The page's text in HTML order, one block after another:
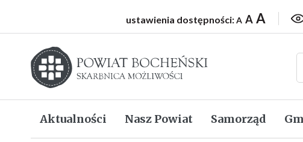
ustawienia dostępności:A A A
Starostwo powiatowe w Bochni
Aktualności Nasz Powiat Samorząd